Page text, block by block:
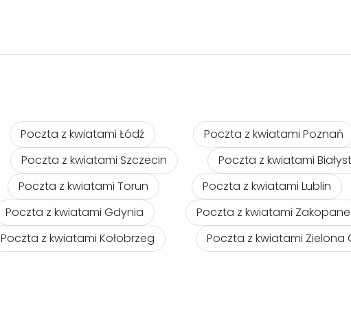
Poczta z kwiatami Łódź Poczta z kwiatami Poznań
Poczta z kwiatami Szczecin Poczta z kwiatami
Poczta z kwiatami Torun Poczta z kwiatami Lublin
Poczta z kwiatami Gdynia Poczta z kwiatami Zakopane
Poczta z kwiatami Kołobrzeg Poczta z kwiatami Zielona